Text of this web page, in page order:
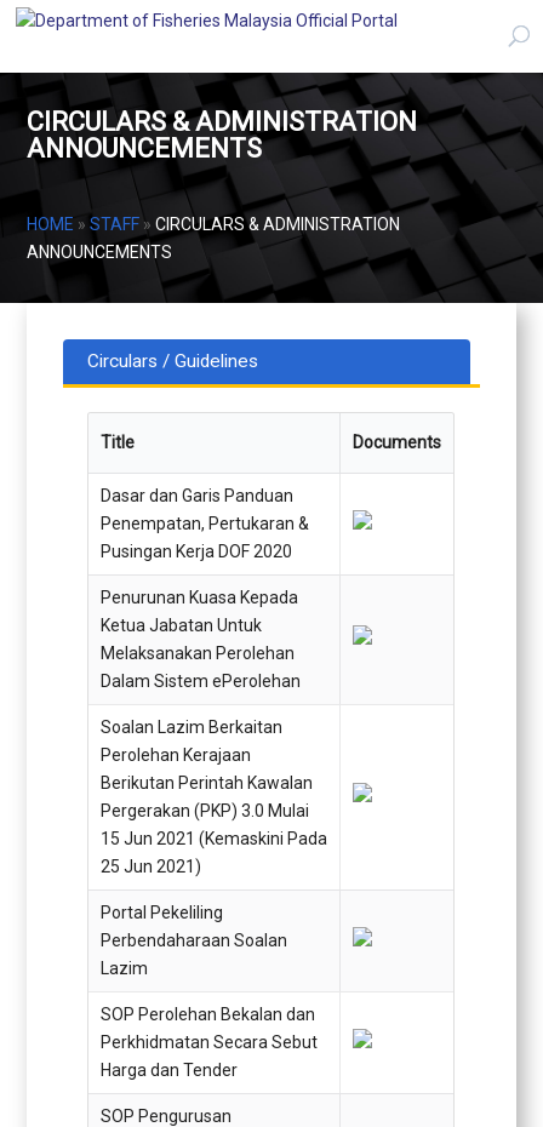
CIRCULARS & ADMINISTRATION
ANNOUNCEMENTS
HOME »STAFF »CIRCULARS & ADMINISTRATION
ANNOUNCEMENTS
Circulars / Guidelines
Title Documents
Dasar dan Garis Panduan
Penempatan, Pertukaran &
Pusingan Kerja DOF 2020
Penurunan Kuasa Kepada
Ketua Jabatan Untuk
Melaksanakan Perolehan
Dalam Sistem ePerolehan
Soalan Lazim Berkaitan
Perolehan Kerajaan
Berikutan Perintah Kawalan
Pergerakan (PKP) 3.0 Mulai
15 Jun 2021 (Kemaskini Pada
25 Jun 2021)
Portal Pekeliling
Perbendaharaan Soalan
Lazim
SOP Perolehan Bekalan dan
Perkhidmatan Secara Sebut
Harga dan Tender
SOP Pengurusan